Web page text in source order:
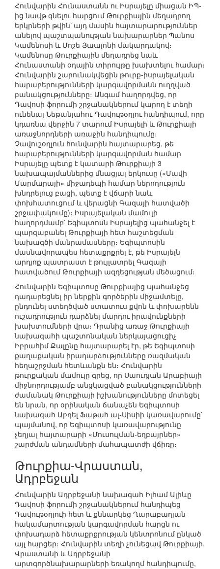
Հունվարին Հունաստանն ու Իսրայելը միացան ԻՊ-
ից նավթ գնելու հարցում Թուրքիային մեղադրող
երկրների թվին՝ այդ մասին հայտարարություններ
անելով պաշտպանության նախարարներ Պանոս
Կամենոսի և Մոշե Յաալոնի մակարդակով։
Կամենոսը Թուրքիային մեղադրեց նաև
Հունաստանի օդային տիրույթը խախտելու համար։
Հունվարին շարունակվեցին թուրք-իսրայելական
հարաբերությունների կարգավորմանն ուղղված
բանակցությունները։ Անգամ հաղորդվեց, որ
Դավոսի ֆորումի շրջանակներում կարող է տեղի
ունենալ Նեթանյահու-Դավութօղլու հանդիպում, որը
կդառնա վերջին 7 տարում Իսրայելի և Թուրքիայի
առաջնորդների առաջին հանդիպումը։
Չավուշօղլուն հունվարին հայտարարեց, թե
հարաբերությունների կարգավորման համար
Իսրայելը պետք է կատարի Թուրքիայի 3
նախապայմաններից մնացյալ երկուսը («Մավի
Մարմարայի» միջադեպի համար ներողություն
խնդրելուց բացի, պետք է վճարի նաև
փոխհատուցում և վերացնի Գազայի հատվածի
շրջափակումը)։ Իսրայելական մամուլի
հաղորդմամբ՝ Եգիպտոսն Իսրայելից պահանջել է
պարզաբանել Թուրքիայի հետ հաշտեցման
նախագծի մանրամասները։ Եգիպտոսին
մասնավորապես հետաքրքրել է, թե Իսրայելն
արդյոք պատրաստ է թույլատրել Գազայի
հատվածում Թուրքիայի ազդեցության մեծացում։
Հունվարին Եգիպտոսը Թուրքիայից պահանջեց
դադարեցնել իր ներքին գործերին միջամտելը,
ընդունել ստեղծված ստատուս քվոն և փոխարենն
ուշադրություն դարձնել մարդու իրավունքների
խախտումների վրա։ Դրանից առաջ Թուրքիայի
նախագահի պաշտոնական ներկայացուցիչ
Իբրահիմ Քալընը հայտարարել էր, թե Եգիպտոսի
քաղաքական իրադարձությունները ռազմական
հեղաշրջման հետևանքն են։ Հունվարին
թուրքական մամուլը գրեց, որ Սաուդյան Արաբիայի
միջնորդությամբ անցկացված բանակցությունների
ժամանակ Թուրքիայի իշխանությունները մոտեցել
են նրան, որ օրինական ճանաչեն Եգիպտոսի
նախագահ Աբդել Ֆաթահ ալ-Սիսիի կառավարումը՝
պայմանով, որ Եգիպտոսի կառավարությունը
չեղյալ հայտարարի «Մուսուլման-եղբայրներ»
շարժման անդամների մահապատժի վճիռը։
Թուրքիա-Վրաստան,
Ադրբեջան
Հունվարին Ադրբեջանի նախագահ Իլհամ Ալիևը
Դավոսի ֆորումի շրջանակներում հանդիպեց
Դավութօղլուի հետ և քննարկեց Ղարաբաղյան
հակամարտության կարգավորման հարցն ու
փոխադարձ հետաքրքրության կենտրոնում ընկած
այլ հարցեր։ Հունվարին տեղի չունեցավ Թուրքիայի,
Վրաստանի և Ադրբեջանի
արտգործնախարարների եռակողմ հանդիպումը,